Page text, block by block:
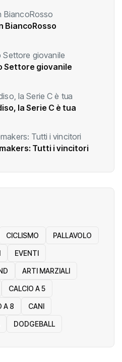
BiancoRosso
Settore giovanile
la Serie C è tua
Tutti i vincitori
CICLISMO PALLAVOLO
EVENTI
ARTI MARZIALI
CALCIO A 5
A 8 CANI
DODGEBALL